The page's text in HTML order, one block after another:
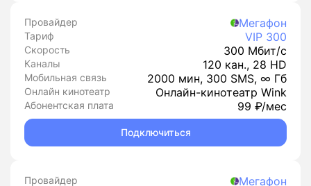
Провайдер Мегафон
Тариф VIP 300
Скорость 300 Мбит/с
Каналы 120 кан., 28 HD
Мобильная связь 2000 мин, 300 SMS, ∞ Гб
Онлайн кинотеатр Онлайн-кинотеатр Wink
Абонентская плата 99 ₽/мес
Подключиться
Провайдер Мегафон